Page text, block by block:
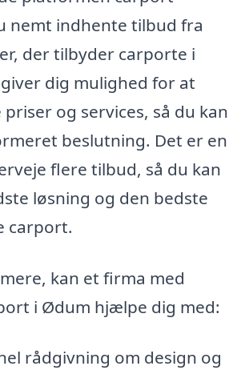
nemt indhente tilbud fra
der tilbyder carporte i
dig mulighed for at
og services, så du kan
beslutning. Det er en
flere tilbud, så du kan
løsning og den bedste
carport.
kan et firma med
i Ødum hjælpe dig med:
rådgivning om design og